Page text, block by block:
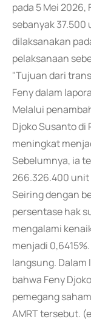
pada 5 Mei
sebanyak
dilaksanakan
pelaksanaan
"Tujuan dari
Feny dalam
Melalui
Djoko Susanto di
meningkat
Sebelumnya, ia
266.326.400 unit
Seiring dengan
persentase hak
mengalami
menjadi
langsung.
bahwa Feny
pemegang
AMRT tersebut.